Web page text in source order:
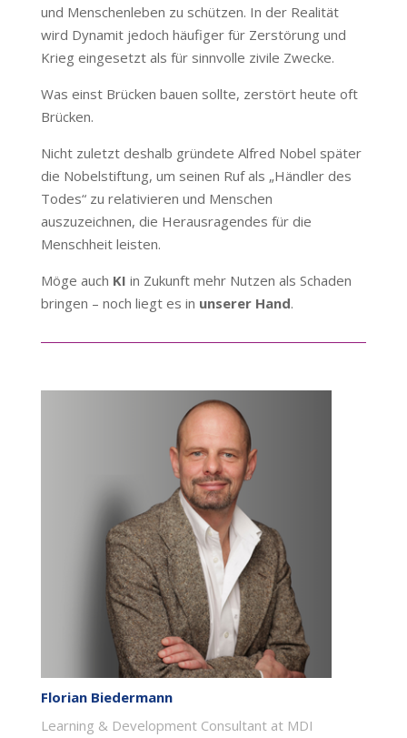
und Menschenleben zu schützen. In der Realität
wird Dynamit jedoch häufiger für Zerstörung und
Krieg eingesetzt als für sinnvolle zivile Zwecke.
Was einst Brücken bauen sollte, zerstört heute oft
Brücken.
Nicht zuletzt deshalb gründete Alfred Nobel später
die Nobelstiftung, um seinen Ruf als „Händler des
Todes“ zu relativieren und Menschen
auszuzeichnen, die Herausragendes für die
Menschheit leisten.
Möge auch KI in Zukunft mehr Nutzen als Schaden
bringen – noch liegt es in unserer Hand.
Florian Biedermann
Learning & Development Consultant at MDI